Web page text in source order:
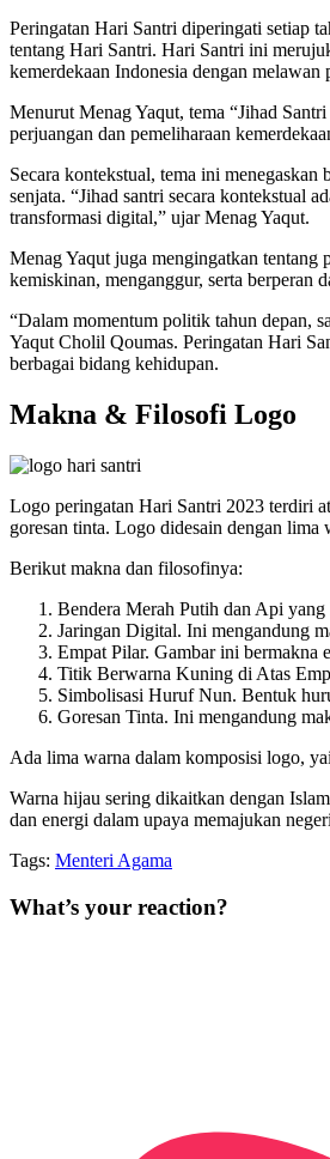
Peringatan Hari Santri diperingati setiap
tentang Hari Santri. Hari Santri ini
kemerdekaan Indonesia dengan
Menurut Menag Yaqut, tema “Jihad
perjuangan dan pemeliharaan
Secara kontekstual, tema ini
senjata. “Jihad santri secara kontekstual
transformasi digital,” ujar Menag Yaqut.
Menag Yaqut juga mengingatkan tentang
kemiskinan, menganggur, serta berperan
“Dalam momentum politik tahun depan,
Yaqut Cholil Qoumas. Peringatan Hari
berbagai bidang kehidupan.
Makna & Filosofi Logo
Logo peringatan Hari Santri 2023 terdiri
goresan tinta. Logo didesain dengan
Berikut makna dan filosofinya:
Bendera Merah Putih dan Api
Jaringan Digital. Ini mengandung
Empat Pilar. Gambar ini
Titik Berwarna Kuning di Atas
Simbolisasi Huruf Nun. Bentuk
Goresan Tinta. Ini mengandung
Ada lima warna dalam komposisi logo,
Warna hijau sering dikaitkan dengan
dan energi dalam upaya memajukan
Tags: Menteri Agama
What’s your reaction?